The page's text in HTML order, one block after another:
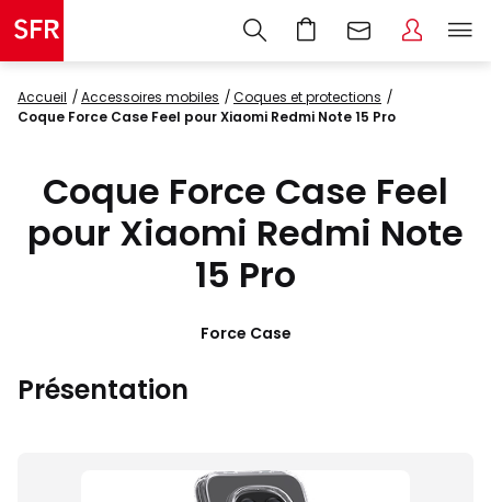
Accueil accessoires mobiles
coques et protections
Coque Force Case Feel pour Xiaomi Redmi Note 15 Pro
Coque Force Case Feel
pour Xiaomi Redmi Note
15 Pro
Force Case
Présentation
Images